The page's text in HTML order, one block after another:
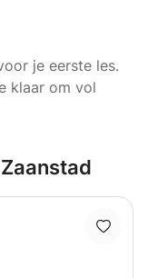
je eerste les.
klaar om vol